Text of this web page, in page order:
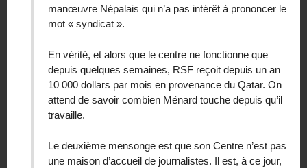
manœuvre Népalais qui n’a pas intérêt à prononcer le
mot « syndicat ».
En vérité, et alors que le centre ne fonctionne que
depuis quelques semaines, RSF reçoit depuis un an
10 000 dollars par mois en provenance du Qatar. On
attend de savoir combien Ménard touche depuis qu’il
travaille.
Le deuxième mensonge est que son Centre n’est pas
une maison d’accueil de journalistes. Il est, à ce jour,